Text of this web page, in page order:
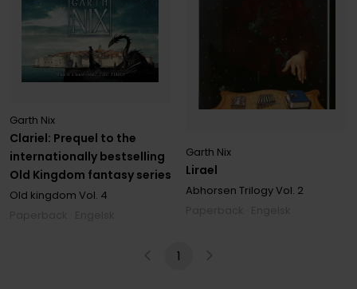
Clariel: Prequel to the
internationally bestselling
Old Kingdom fantasy series
Garth Nix
Old kingdom Vol. 4
Lirael
Garth Nix
Abhorsen TrilogyVol. 2
1